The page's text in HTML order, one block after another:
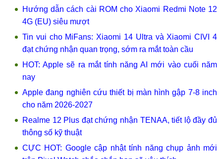
Hướng dẫn cách cài ROM cho Xiaomi Redmi Note 12
4G (EU) siêu mượt
Tin vui cho MiFans: Xiaomi 14 Ultra và Xiaomi CIVI 4
đạt chứng nhận quan trọng, sớm ra mắt toàn cầu
HOT: Apple sẽ ra mắt tính năng AI mới vào cuối năm
nay
Apple đang nghiên cứu thiết bị màn hình gập 7-8 inch
cho năm 2026-2027
Realme 12 Plus đạt chứng nhận TENAA, tiết lộ đầy đủ
thông số kỹ thuật
CỰC HOT: Google cập nhật tính năng chụp ảnh mới